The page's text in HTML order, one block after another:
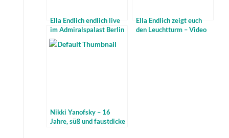
Ella Endlich endlich live
im Admiralspalast Berlin
– mit video
Ella Endlich zeigt euch
den Leuchtturm – Video
Nikki Yanofsky – 16
Jahre, süß und faustdicke